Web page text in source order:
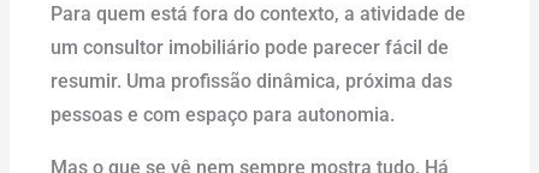
Para quem está fora do contexto, a atividade de
um consultor imobiliário pode parecer fácil de
resumir. Uma profissão dinâmica, próxima das
pessoas e com espaço para autonomia.
Mas o que se vê nem sempre mostra tudo. Há